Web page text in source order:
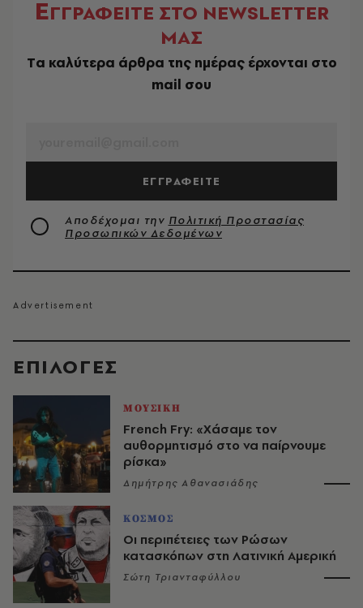
EΠΙΛΟΓΈΣ
ΜΟΥΣΙΚΗ
French Fry: «Χάσαμε τον
αυθορμητισμό στο να παίρνουμε
ρίσκα»
Δημήτρης Αθανασιάδης
ΚΟΣΜΟΣ
Οι περιπέτειες των Ρώσων
κατασκόπων στη Λατινική Αμερική
Σώτη Τριανταφύλλου
ΕΓΓΡΑΦΕΙΤΕ ΣΤΟ NEWSLETTER
ΜΑΣ
Tα καλύτερα άρθρα της ημέρας έρχονται στο
mail σου
ΕΓΓΡΑΦΕΙΤΕ
Αποδέχομαι την Πολιτική Προστασίας
Προσωπικών Δεδομένων